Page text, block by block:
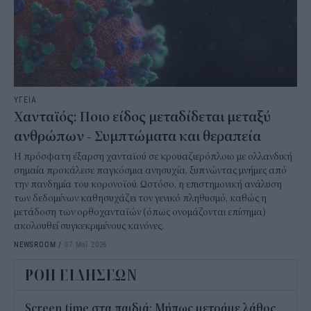
ΥΓΕΙΑ
Χανταϊός: Ποιο είδος μεταδίδεται μεταξύ
ανθρώπων - Συμπτώματα και θεραπεία
Η πρόσφατη έξαρση χανταϊού σε κρουαζιερόπλοιο με ολλανδική
σημαία προκάλεσε παγκόσμια ανησυχία, ξυπνώντας μνήμες από
την πανδημία του κορονοϊού. Ωστόσο, η επιστημονική ανάλυση
των δεδομένων καθησυχάζει τον γενικό πληθυσμό, καθώς η
μετάδοση των ορθοχανταϊών (όπως ονομάζονται επίσημα)
ακολουθεί συγκεκριμένους κανόνες.
NEWSROOM / 07 Μαΐ 2026
ΡΟΗ ΕΙΔΗΣΕΩΝ